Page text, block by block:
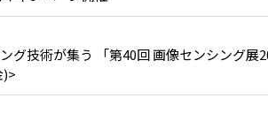
グ技術が集う 「第40回 画像センシング